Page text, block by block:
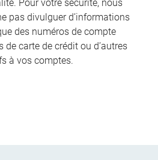
Pour votre sécurité, nous
pas divulguer d’informations
des numéros de compte
de carte de crédit ou d’autres
à vos comptes.